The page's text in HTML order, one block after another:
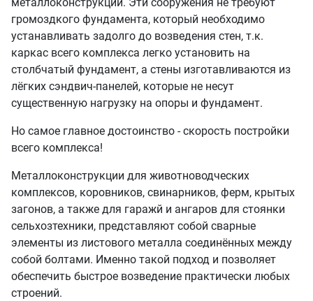
громоздкого фундамента, который необходимо
устанавливать задолго до возведения стен, т.к.
каркас всего комплекса легко установить на
столбчатый фундамент, а стены изготавливаются из
лёгких сэндвич-панелей, которые не несут
существенную нагрузку на опоры и фундамент.
Но самое главное достоинство - скорость постройки
всего комплекса!
Металлоконструкции для животноводческих
комплексов, коровников, свинарников, ферм, крытых
загонов, а также для гаражй и ангаров для стоянки
сельхозтехники, представляют собой сварные
элементы из листового металла соединённых между
собой болтами. Именно такой подход и позволяет
обеспечить быстрое возведение практически любых
строений.